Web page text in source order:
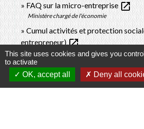
FAQ sur la micro-entrepriseopen_in_new
Ministère chargé de l'économie
Cumul activités et protection
entrepreneur)open_in_new
Urssaf
Signaler une
This site uses cookies and gives you
to activate
OK, accept all
Deny all